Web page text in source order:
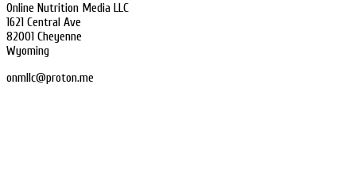
Online Nutrition Media LLC
1621 Central Ave
82001 Cheyenne
Wyoming
onmllc@proton.me